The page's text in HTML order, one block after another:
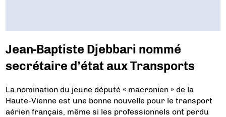
Jean-Baptiste Djebbari nommé
secrétaire d’état aux Transports
La nomination du jeune député « macronien » de la
Haute-Vienne est une bonne nouvelle pour le transport
aérien français, même si les professionnels ont perdu